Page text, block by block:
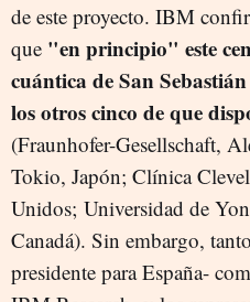
de este proyecto. IBM
que "en principio" este
cuántica de San
los otros cinco de que
(Fraunhofer-Gesellschaft,
Tokio, Japón; Clínica
Unidos; Universidad de
Canadá). Sin embargo,
presidente para España-